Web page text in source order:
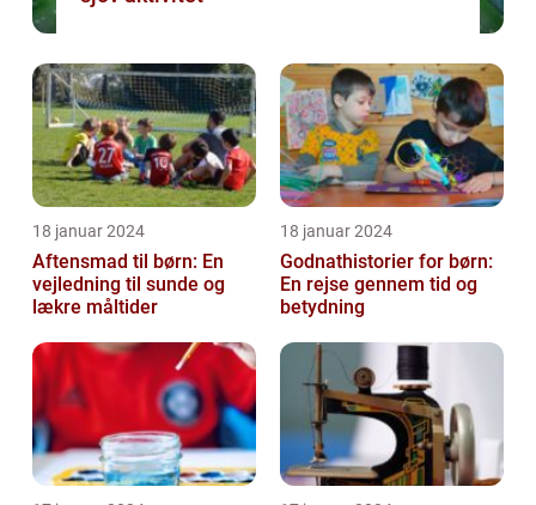
18 januar 2024
Aftensmad til børn: En
vejledning til sunde og
lækre måltider
18 januar 2024
Godnathistorier for børn:
En rejse gennem tid og
betydning